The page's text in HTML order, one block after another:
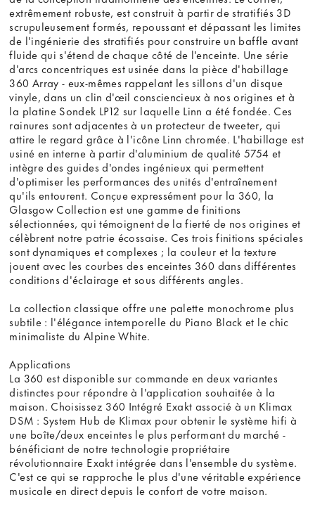
extrêmement robuste, est construit à partir de stratifiés 3D
scrupuleusement formés, repoussant et dépassant les limites
de l'ingénierie des stratifiés pour construire un baffle avant
fluide qui s'étend de chaque côté de l'enceinte. Une série
d'arcs concentriques est usinée dans la pièce d'habillage
360 Array - eux-mêmes rappelant les sillons d'un disque
vinyle, dans un clin d'œil consciencieux à nos origines et à
la platine Sondek LP12 sur laquelle Linn a été fondée. Ces
rainures sont adjacentes à un protecteur de tweeter, qui
attire le regard grâce à l'icône Linn chromée. L'habillage est
usiné en interne à partir d'aluminium de qualité 5754 et
intègre des guides d'ondes ingénieux qui permettent
d'optimiser les performances des unités d'entraînement
qu'ils entourent. Conçue expressément pour la 360, la
Glasgow Collection est une gamme de finitions
sélectionnées, qui témoignent de la fierté de nos origines et
célèbrent notre patrie écossaise. Ces trois finitions spéciales
sont dynamiques et complexes ; la couleur et la texture
jouent avec les courbes des enceintes 360 dans différentes
conditions d'éclairage et sous différents angles.
La collection classique offre une palette monochrome plus
subtile : l'élégance intemporelle du Piano Black et le chic
minimaliste du Alpine White.
Applications
La 360 est disponible sur commande en deux variantes
distinctes pour répondre à l'application souhaitée à la
maison. Choisissez 360 Intégré Exakt associé à un Klimax
DSM : System Hub de Klimax pour obtenir le système hifi à
une boîte/deux enceintes le plus performant du marché -
bénéficiant de notre technologie propriétaire
révolutionnaire Exakt intégrée dans l'ensemble du système.
C'est ce qui se rapproche le plus d'une véritable expérience
musicale en direct depuis le confort de votre maison.